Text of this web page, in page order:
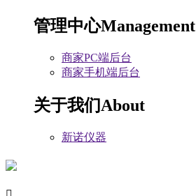
管理中心Management
商家PC端后台
商家手机端后台
关于我们About
新诺仪器